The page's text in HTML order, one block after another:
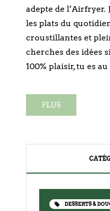
adepte de l’Airfryer.
les plats du
croustillantes et
cherches des idées
100% plaisir, tu es
PLUS
DESSERTS &